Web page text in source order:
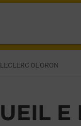
OLORON
E
OLORON,